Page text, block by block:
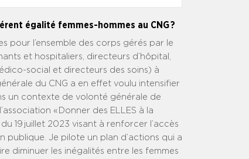
égalité femmes-hommes au CNG ?
pour l’ensemble des corps gérés par le
et hospitaliers, directeurs d’hôpital,
social et directeurs des soins) à
du CNG a en effet voulu intensifier
un contexte de volonté générale de
« Donner des ELLES à la
19 juillet 2023 visant à renforcer l’accès
publique. Je pilote un plan d’actions qui a
diminuer les inégalités entre les femmes